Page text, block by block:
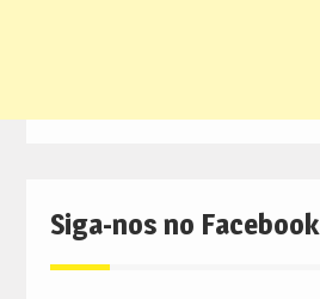
Siga-nos no Facebook